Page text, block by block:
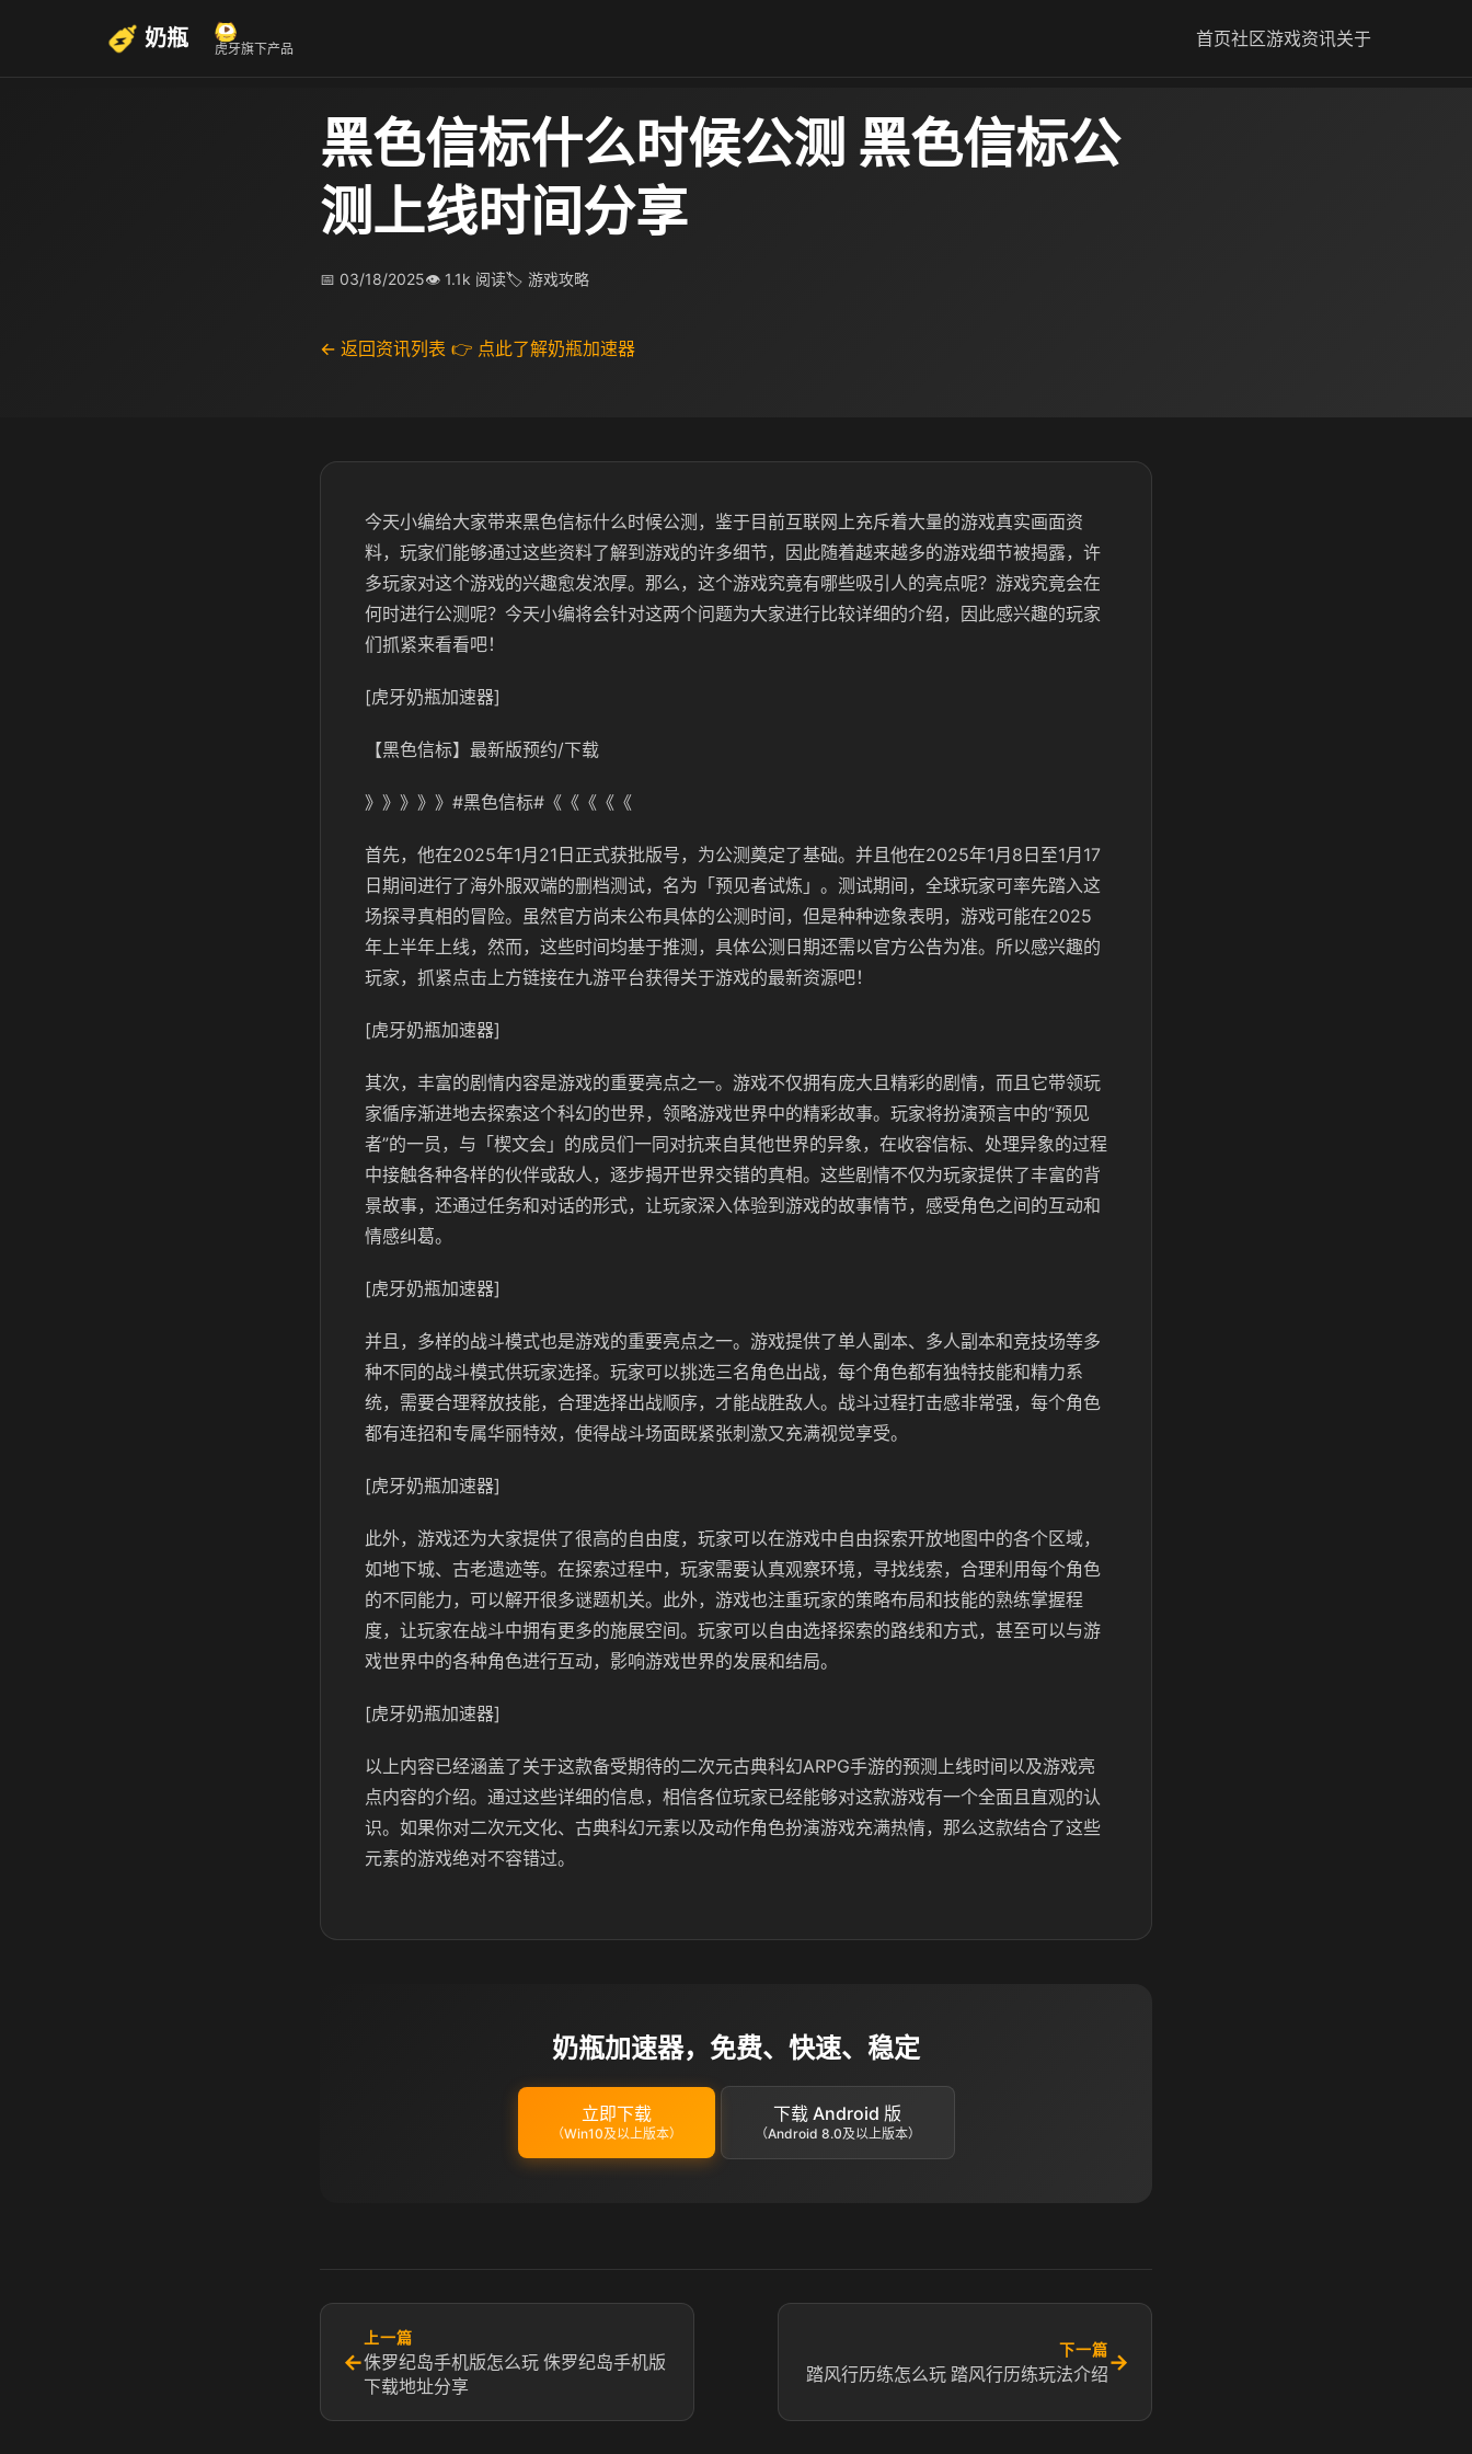
奶瓶 虎牙旗下产品 首页社区游戏资讯关于
黑色信标什么时候公测 黑色信标公
测上线时间分享
📅 03/18/2025👁 1.1k 阅读🏷 游戏攻略
← 返回资讯列表 👉 点此了解奶瓶加速器
今天小编给大家带来黑色信标什么时候公测，鉴于目前互联网上充斥着大量的游戏真实画面资
料，玩家们能够通过这些资料了解到游戏的许多细节，因此随着越来越多的游戏细节被揭露，许
多玩家对这个游戏的兴趣愈发浓厚。那么，这个游戏究竟有哪些吸引人的亮点呢？游戏究竟会在
何时进行公测呢？今天小编将会针对这两个问题为大家进行比较详细的介绍，因此感兴趣的玩家
们抓紧来看看吧！
[虎牙奶瓶加速器]
【黑色信标】最新版预约/下载
》》》》》#黑色信标#《《《《《
首先，他在2025年1月21日正式获批版号，为公测奠定了基础。并且他在2025年1月8日至1月17
日期间进行了海外服双端的删档测试，名为「预见者试炼」。测试期间，全球玩家可率先踏入这
场探寻真相的冒险。虽然官方尚未公布具体的公测时间，但是种种迹象表明，游戏可能在2025
年上半年上线，然而，这些时间均基于推测，具体公测日期还需以官方公告为准。所以感兴趣的
玩家，抓紧点击上方链接在九游平台获得关于游戏的最新资源吧！
[虎牙奶瓶加速器]
其次，丰富的剧情内容是游戏的重要亮点之一。游戏不仅拥有庞大且精彩的剧情，而且它带领玩
家循序渐进地去探索这个科幻的世界，领略游戏世界中的精彩故事。玩家将扮演预言中的“预见
者”的一员，与「楔文会」的成员们一同对抗来自其他世界的异象，在收容信标、处理异象的过程
中接触各种各样的伙伴或敌人，逐步揭开世界交错的真相。这些剧情不仅为玩家提供了丰富的背
景故事，还通过任务和对话的形式，让玩家深入体验到游戏的故事情节，感受角色之间的互动和
情感纠葛。
[虎牙奶瓶加速器]
并且，多样的战斗模式也是游戏的重要亮点之一。游戏提供了单人副本、多人副本和竞技场等多
种不同的战斗模式供玩家选择。玩家可以挑选三名角色出战，每个角色都有独特技能和精力系
统，需要合理释放技能，合理选择出战顺序，才能战胜敌人。战斗过程打击感非常强，每个角色
都有连招和专属华丽特效，使得战斗场面既紧张刺激又充满视觉享受。
[虎牙奶瓶加速器]
此外，游戏还为大家提供了很高的自由度，玩家可以在游戏中自由探索开放地图中的各个区域，
如地下城、古老遗迹等。在探索过程中，玩家需要认真观察环境，寻找线索，合理利用每个角色
的不同能力，可以解开很多谜题机关。此外，游戏也注重玩家的策略布局和技能的熟练掌握程
度，让玩家在战斗中拥有更多的施展空间。玩家可以自由选择探索的路线和方式，甚至可以与游
戏世界中的各种角色进行互动，影响游戏世界的发展和结局。
[虎牙奶瓶加速器]
以上内容已经涵盖了关于这款备受期待的二次元古典科幻ARPG手游的预测上线时间以及游戏亮
点内容的介绍。通过这些详细的信息，相信各位玩家已经能够对这款游戏有一个全面且直观的认
识。如果你对二次元文化、古典科幻元素以及动作角色扮演游戏充满热情，那么这款结合了这些
元素的游戏绝对不容错过。
奶瓶加速器，免费、快速、稳定
立即下载
（Win10及以上版本）
下载 Android 版
（Android 8.0及以上版本）
←
上一篇
侏罗纪岛手机版怎么玩 侏罗纪岛手机版
下载地址分享
下一篇
踏风行历练怎么玩 踏风行历练玩法介绍→